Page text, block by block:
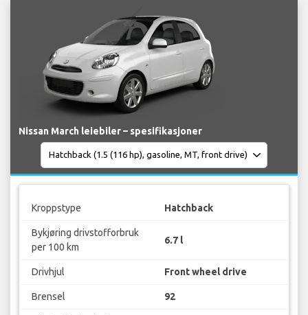
Nissan March leiebiler – spesifikasjoner
Kroppstype Hatchback
Bykjøring drivstofforbruk
per 100 km
6.7 l
Drivhjul Front wheel drive
Brensel 92